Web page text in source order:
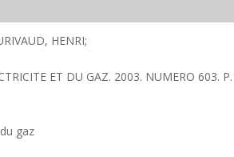
HENRI;
ET DU GAZ. 2003. NUMERO 603.
gaz